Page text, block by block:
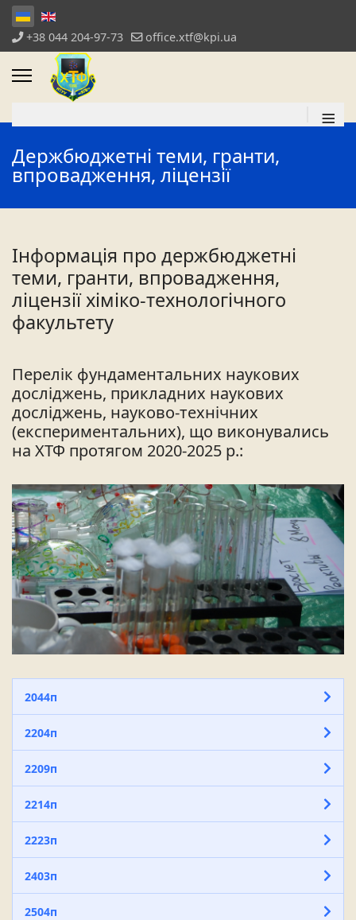
+38 044 204-97-73 office.xtf@kpi.ua
≡
Держбюджетні теми, гранти,
впровадження, ліцензії
Інформація про держбюджетні
теми, гранти, впровадження,
ліцензії хіміко-технологічного
факультету
Перелік фундаментальних наукових
досліджень, прикладних наукових
досліджень, науково-технічних
(експериментальних), що виконувались
на ХТФ протягом 2020-2025 р.:
2044п
2204п
2209п
2214п
2223п
2403п
2504п